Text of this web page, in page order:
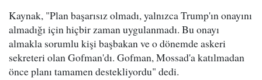
Kaynak, "Plan başarısız olmadı, yalnızca Trump'ın onayını
almadığı için hiçbir zaman uygulanmadı. Bu onayı
almakla sorumlu kişi başbakan ve o dönemde askeri
sekreteri olan Gofman'dı. Gofman, Mossad'a katılmadan
önce planı tamamen destekliyordu" dedi.